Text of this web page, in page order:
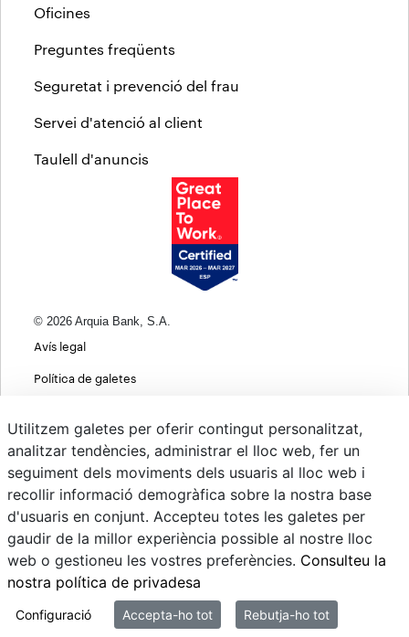
Oficines
Preguntes freqüents
Seguretat i prevenció del frau
Servei d'atenció al client
Taulell d'anuncis
© 2026 Arquia Bank, S.A.
Avís legal
Política de galetes
Política de privacitat web
MIFID
Psd22
Canvi de Divises
Sistema intern d'informació
Utilitzem galetes per oferir contingut personalitzat,
analitzar tendències, administrar el lloc web, fer un
seguiment dels moviments dels usuaris al lloc web i
recollir informació demogràfica sobre la nostra base
d'usuaris en conjunt. Accepteu totes les galetes per
gaudir de la millor experiència possible al nostre lloc
web o gestioneu les vostres preferències. Consulteu la
nostra política de privadesa
Configuració Accepta-ho tot Rebutja-ho tot